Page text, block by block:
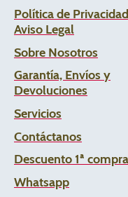
Política de
Aviso Legal
Sobre Nosotros
Garantía, Envíos y
Devoluciones
Servicios
Contáctanos
Descuento 1ª compra
Whatsapp